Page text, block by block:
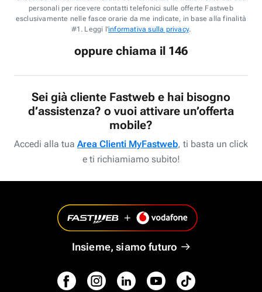
personali per ricevere contatti telefonici sulle offerte Fastweb
esclusivamente nelle fasce orarie da me indicate, in base alla finalità
#1. Leggi l'informativa sulla privacy.
oppure chiama il 146
Sei già cliente Fastweb e hai bisogno
d’assistenza? o vuoi attivare un’offerta
mobile?
Accedi alla tua Area Clienti MyFastweb, ti basta un click
e ti richiamiamo subito!
Insieme, siamo futuro